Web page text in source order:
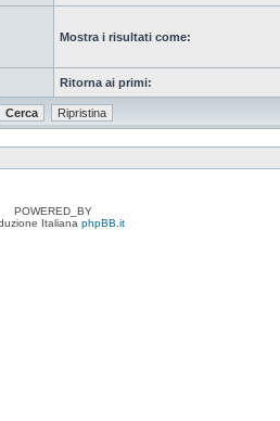
Mostra i risultati come:
Ritorna ai primi:
POWERED_BY
Italiana phpBB.it